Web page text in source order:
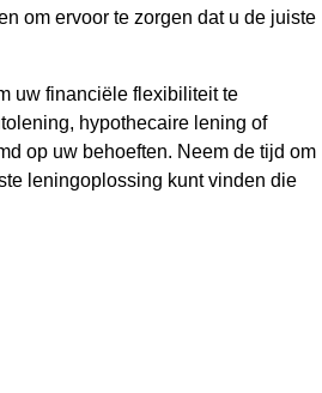
om ervoor te zorgen dat u de juiste
uw financiële flexibiliteit te
hypothecaire lening of
op uw behoeften. Neem de tijd om
leningoplossing kunt vinden die